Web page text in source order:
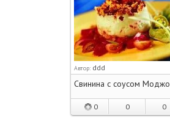
Автор: ddd
Свинина с соусом Моджо
0 0 0